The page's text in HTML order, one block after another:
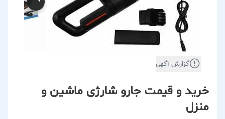
گزارش آگهی
خرید و قیمت جارو شارژی ماشین و
منزل